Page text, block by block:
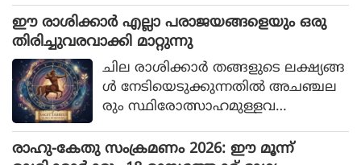
ഈ രാശിക്കാര്‍ എല്ലാ പരാജയങ്ങളെയും ഒരു
തിരിച്ചുവരവാക്കി മാറ്റുന്നു
ചില രാശിക്കാര്‍ തങ്ങളുടെ ലക്ഷ്യങ്ങ
ള്‍ നേടിയെടുക്കുന്നതില്‍ അചഞ്ചല
രും സ്ഥിരോത്സാഹമുള്ളവ
രാജയങ്ങള്‍ നേരിട്ടാലും അവര്‍ തങ്ങ
രാഹു-കേതു സംക്രമണം 2026: ഈ മൂന്ന്